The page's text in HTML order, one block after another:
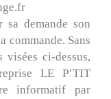
sa demande son
commande. Sans
ci-dessus,
LE P’TIT
informatif par